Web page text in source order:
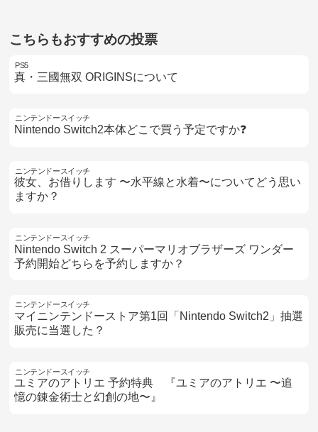
こちらもおすすめの投票
PS5
真・三國無双 ORIGINSについて
ニンテンドースイッチ
Nintendo Switch2本体どこで買う予定ですか❓
ニンテンドースイッチ
彼女、お借りします 〜水平線と水着〜についてどう思い
ますか？
ニンテンドースイッチ
Nintendo Switch 2 スーパーマリオブラザーズ ワンダー
予約開始どちらを予約しますか？
ニンテンドースイッチ
マイニンテンドーストア第1回「Nintendo Switch2」抽選
販売に当選した？
ニンテンドースイッチ
ユミアのアトリエ 予約特典 『ユミアのアトリエ 〜追
憶の錬金術士と幻創の地〜』